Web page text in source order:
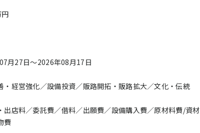
月27日〜2026年08月17日
・経営強化／設備投資／販路開拓・販路拡大／文化・伝統
出店料／委託費／借料／出願費／設備購入費／原材料費/資材
費